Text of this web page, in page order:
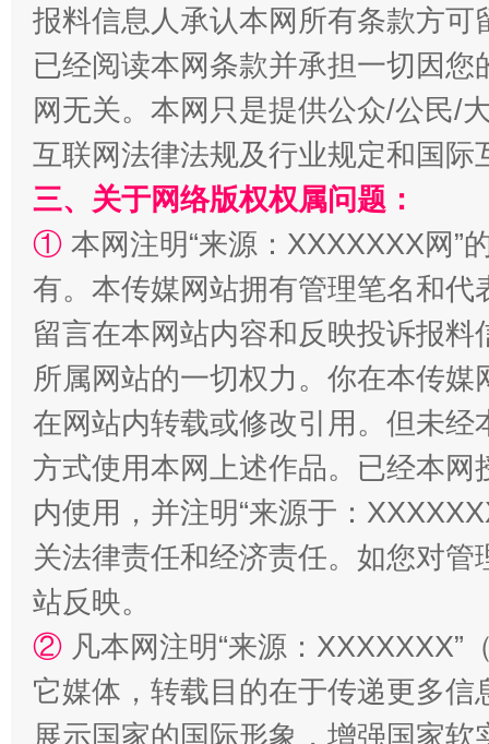
扯下公款旅游的“隐身衣” 如何以
“蜀中异人”王建安的艺术幻境
报料信息人承认本网所有条款方
已经阅读本网条款并承担一切因
网无关。本网只是提供公众/公民/
互联网法律法规及行业规定和国
三、关于网络版权权属问题：
① 本网注明“来源：XXXXXXX网”
有。本传媒网站拥有管理笔名和
留言在本网站内容和反映投诉报
所属网站的一切权力。你在本传
在网站内转载或修改引用。但未
方式使用本网上述作品。已经本
内使用，并注明“来源于：
关法律责任和经济责任。如您对
站反映。
② 凡本网注明“来源：
它媒体，转载目的在于传递更多
展示国家的国际形象，增强国家